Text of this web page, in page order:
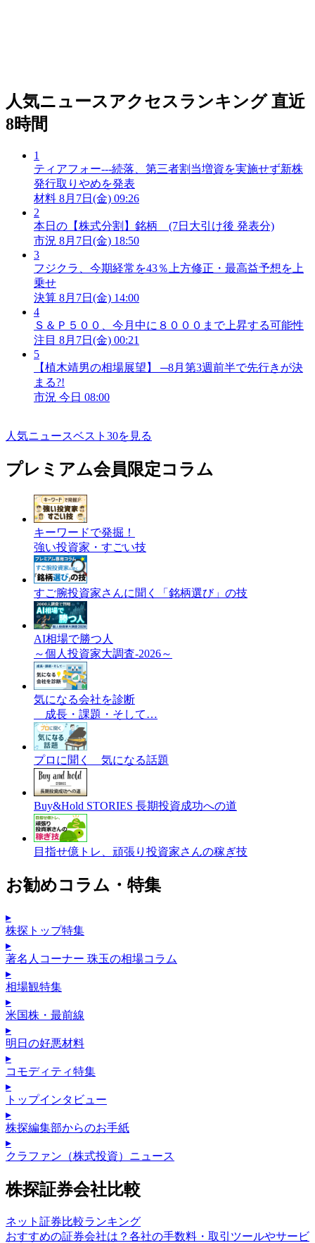
人気ニュースアクセスランキング 直近
8時間
1
ティアフォー---続落、第三者割当増資を実施せず新株
発行取りやめを発表
材料 8月7日(金) 09:26
2
本日の【株式分割】銘柄 (7日大引け後 発表分)
市況 8月7日(金) 18:50
3
フジクラ、今期経常を43％上方修正・最高益予想を上
乗せ
決算 8月7日(金) 14:00
4
Ｓ＆Ｐ５００、今月中に８０００まで上昇する可能性
注目 8月7日(金) 00:21
5
【植木靖男の相場展望】 ─8月第3週前半で先行きが決
まる?!
市況 今日 08:00
人気ニュースベスト30を見る
プレミアム会員限定コラム
キーワードで発掘！
強い投資家・すごい技
すご腕投資家さんに聞く「銘柄選び」の技
AI相場で勝つ人
～個人投資家大調査-2026～
気になる会社を診断
成長・課題・そして…
プロに聞く 気になる話題
Buy&Hold STORIES 長期投資成功への道
目指せ億トレ、頑張り投資家さんの稼ぎ技
お勧めコラム・特集
▸
株探トップ特集
▸
著名人コーナー 珠玉の相場コラム
▸
相場観特集
▸
米国株・最前線
▸
明日の好悪材料
▸
コモディティ特集
▸
トップインタビュー
▸
株探編集部からのお手紙
▸
クラファン（株式投資）ニュース
株探証券会社比較
ネット証券比較ランキング
おすすめの証券会社は？各社の手数料・取引ツールやサービ